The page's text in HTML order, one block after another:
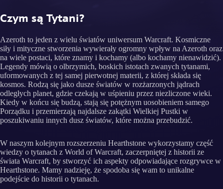
Czym są Tytani?
Azeroth to jeden z wielu światów uniwersum Warcraft. Kosmiczne
siły i mityczne stworzenia wywierały ogromny wpływ na Azeroth oraz
na wiele postaci, które znamy i kochamy (albo kochamy nienawidzić).
Legendy mówią o olbrzymich, boskich istotach zwanych tytanami,
uformowanych z tej samej pierwotnej materii, z której składa się
kosmos. Rodzą się jako dusze światów w rozżarzonych jądrach
odległych planet, gdzie czekają w uśpieniu przez niezliczone wieki.
Kiedy w końcu się budzą, stają się potężnym uosobieniem samego
Porządku i przemierzają najdalsze zakątki Wielkiej Pustki w
poszukiwaniu innych dusz światów, które można przebudzić.
W naszym kolejnym rozszerzeniu Hearthstone wykorzystamy część
wiedzy o tytanach z World of Warcraft, zaczerpniętej z historii ze
świata Warcraft, by stworzyć ich aspekty odpowiadające rozgrywce w
Hearthstone. Mamy nadzieję, że spodoba się wam to unikalne
podejście do historii o tytanach.